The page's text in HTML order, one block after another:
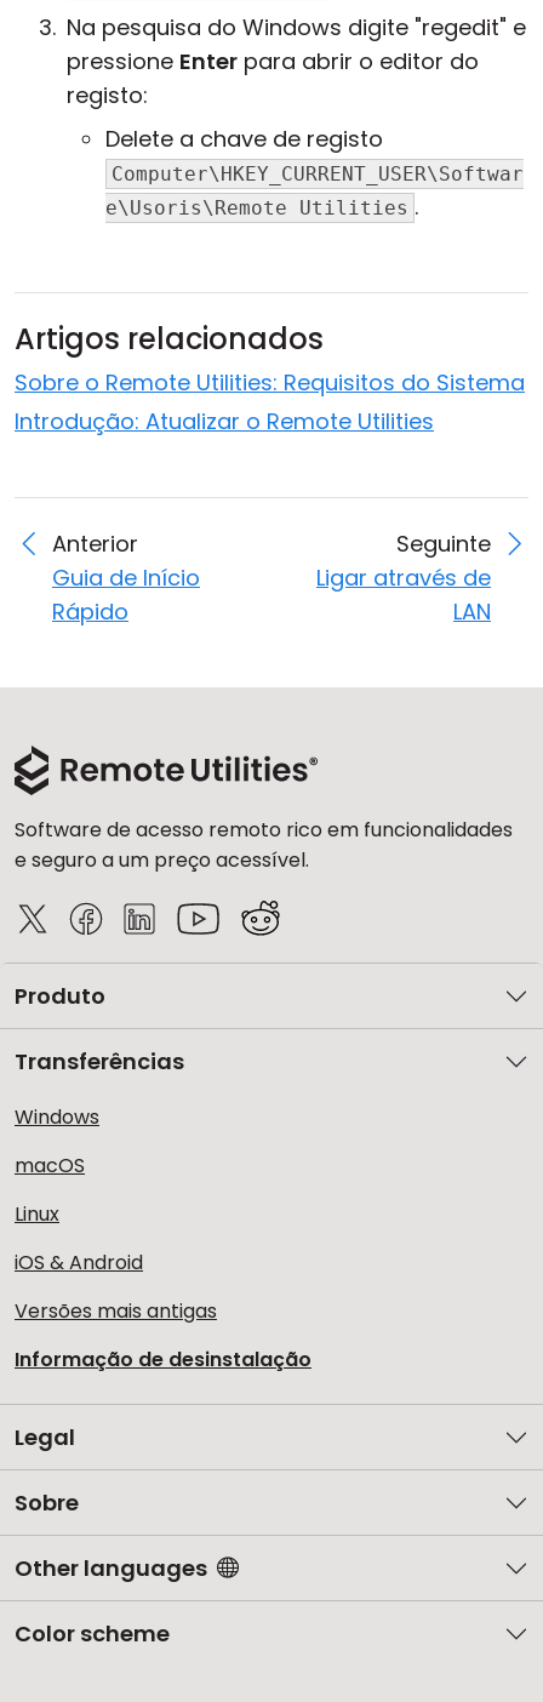
Na pesquisa do Windows digite "regedit" e
pressione Enter para abrir o editor do
registo:
Delete a chave de registo
Computer\HKEY_CURRENT_USER\Softwar
e\Usoris\Remote Utilities .
Artigos relacionados
Sobre o Remote Utilities: Requisitos do Sistema
Introdução: Atualizar o Remote Utilities
Anterior
Guia de Início
Rápido
Seguinte
Ligar através de
LAN
Software de acesso remoto rico em funcionalidades
e seguro a um preço acessível.
Produto
Transferências
Windows
macOS
Linux
iOS & Android
Versões mais antigas
Informação de desinstalação
Legal
Sobre
Other languages
Color scheme